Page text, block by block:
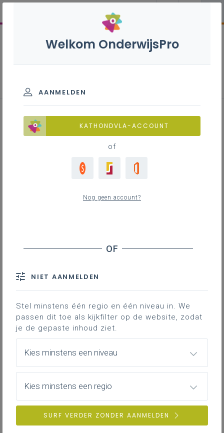
Fiscaal attest kinderopvang
Fiscale kalender
Welkom OnderwijsPro
AANMELDEN
KATHONDVLA-ACCOUNT
of
Nog geen account?
NIET AANMELDEN
Stel minstens één regio en één niveau in. We
passen dit toe als kijkfilter op de website, zodat
je de gepaste inhoud ziet.
Kies minstens een niveau
Kies minstens een regio
SURF VERDER ZONDER AANMELDEN